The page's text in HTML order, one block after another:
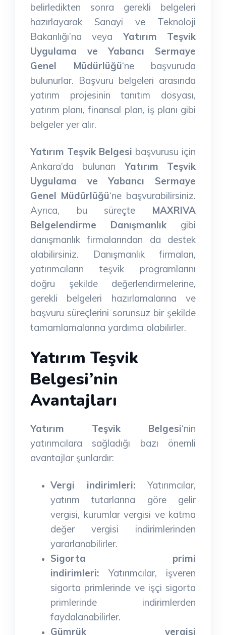
belirledikten sonra gerekli belgeleri
hazırlayarak Sanayi ve Teknoloji
Bakanlığı’na veya Yatırım Teşvik
Uygulama ve Yabancı Sermaye
Genel Müdürlüğü‘ne başvuruda
bulunurlar. Başvuru belgeleri arasında
yatırım projesinin tanıtım dosyası,
yatırım planı, finansal plan, iş planı gibi
belgeler yer alır.
Yatırım Teşvik Belgesi başvurusu için
Ankara’da bulunan Yatırım Teşvik
Uygulama ve Yabancı Sermaye
Genel Müdürlüğü‘ne başvurabilirsiniz.
Ayrıca, bu süreçte MAXRIVA
Belgelendirme Danışmanlık gibi
danışmanlık firmalarından da destek
alabilirsiniz. Danışmanlık firmaları,
yatırımcıların teşvik programlarını
doğru şekilde değerlendirmelerine,
gerekli belgeleri hazırlamalarına ve
başvuru süreçlerini sorunsuz bir şekilde
tamamlamalarına yardımcı olabilirler.
Yatırım Teşvik
Belgesi’nin
Avantajları
Yatırım Teşvik Belgesi‘nin
yatırımcılara sağladığı bazı önemli
avantajlar şunlardır:
Vergi indirimleri: Yatırımcılar,
yatırım tutarlarına göre gelir
vergisi, kurumlar vergisi ve katma
değer vergisi indirimlerinden
yararlanabilirler.
Sigorta primi
indirimleri: Yatırımcılar, işveren
sigorta primlerinde ve işçi sigorta
primlerinde indirimlerden
faydalanabilirler.
Gümrük vergisi